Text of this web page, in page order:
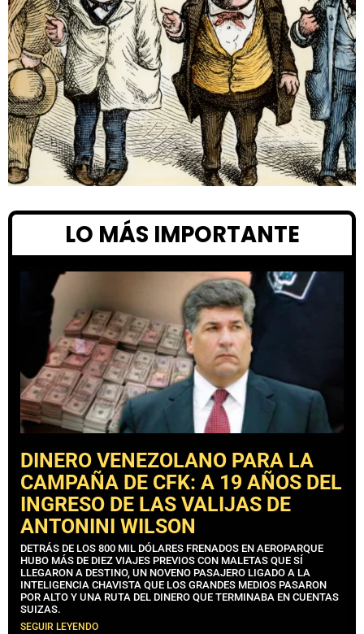
LO MÁS IMPORTANTE
DINERO VENEZOLANO PARA LA
CAMPAÑA DE CFK: A 19 AÑOS DEL
INGRESO DE LAS VALIJAS DE
ANTONINI WILSON
DETRÁS DE LOS 800 MIL DÓLARES FRENADOS EN AEROPARQUE
HUBO MÁS DE DIEZ VIAJES PREVIOS CON MALETAS QUE SÍ
LLEGARON A DESTINO, UN NOVENO PASAJERO LIGADO A LA
INTELIGENCIA CHAVISTA QUE LOS GRANDES MEDIOS PASARON
POR ALTO Y UNA RUTA DEL DINERO QUE TERMINABA EN CUENTAS
SUIZAS.
SEGUIR LEYENDO